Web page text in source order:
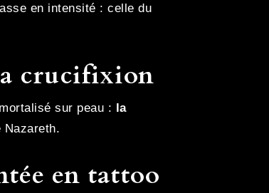
en intensité : celle du
crucifixion
sur peau : la
Nazareth.
en tattoo